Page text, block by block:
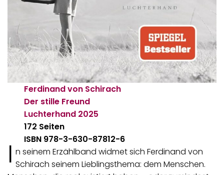
Ferdinand von Schirach
Der stille Freund
Luchterhand 2025
172 Seiten
ISBN 978-3-630-87812-6
I n seinem Erzählband widmet sich Ferdinand von
Schirach seinem Lieblingsthema: dem Menschen.